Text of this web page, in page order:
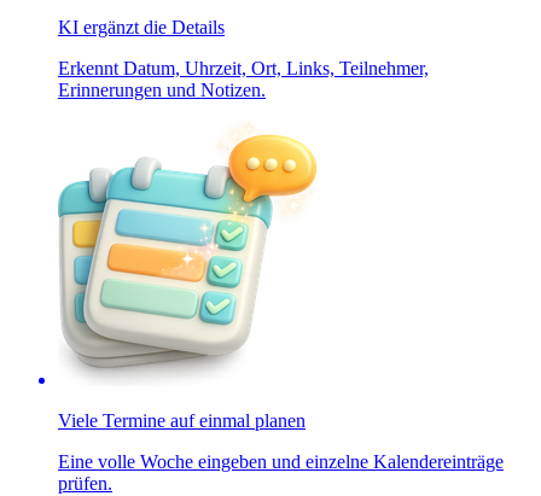
KI ergänzt die Details
Erkennt Datum, Uhrzeit, Ort, Links, Teilnehmer,
Erinnerungen und Notizen.
Viele Termine auf einmal planen
Eine volle Woche eingeben und einzelne Kalendereinträge
prüfen.